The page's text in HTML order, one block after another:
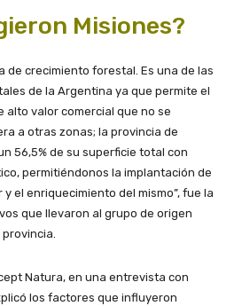
Misiones?
de crecimiento forestal. Es una de las
de la Argentina ya que permite el
alto valor comercial que no se
a otras zonas; la provincia de
56,5% de su superficie total con
permitiéndonos la implantación de
el enriquecimiento del mismo”, fue la
que llevaron al grupo de origen
Natura, en una entrevista con
los factores que influyeron